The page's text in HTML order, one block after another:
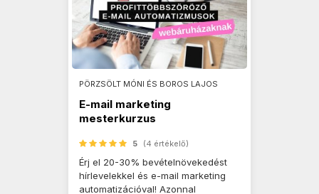
PÖRZSÖLT MÓNI ÉS BOROS LAJOS
E-mail marketing
mesterkurzus
5 (4 értékelő)
Érj el 20-30% bevételnövekedést
hírlevelekkel és e-mail marketing
automatizációval! Azonnal